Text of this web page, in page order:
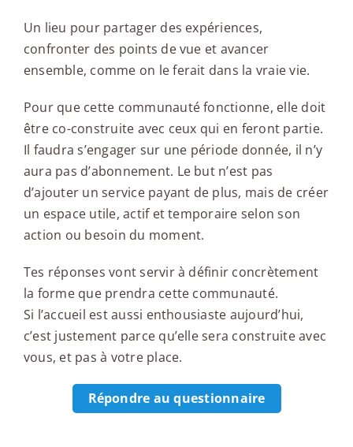
Un lieu pour partager des expériences,
confronter des points de vue et avancer
ensemble, comme on le ferait dans la vraie vie.
Pour que cette communauté fonctionne, elle doit
être co-construite avec ceux qui en feront partie.
Il faudra s’engager sur une période donnée, il n’y
aura pas d’abonnement. Le but n’est pas
d’ajouter un service payant de plus, mais de créer
un espace utile, actif et temporaire selon son
action ou besoin du moment.
Tes réponses vont servir à définir concrètement
la forme que prendra cette communauté.
Si l’accueil est aussi enthousiaste aujourd’hui,
c’est justement parce qu’elle sera construite avec
vous, et pas à votre place.
Répondre au questionnaire